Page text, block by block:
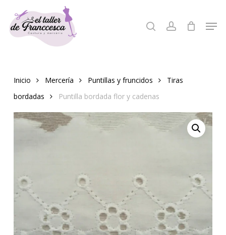
main
search account
Inicio Mercería Puntillas y fruncidos
Tiras
bordadas
Puntilla bordada flor y cadenas
Close